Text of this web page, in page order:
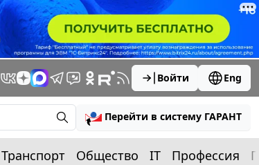
Войти Eng
Перейти в систему ГАРАНТ
Транспорт Общество IT Профессия